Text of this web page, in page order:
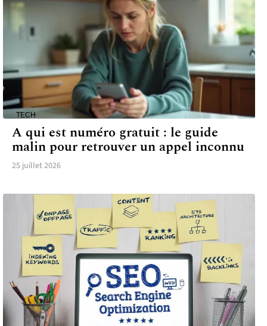
TECH
A qui est numéro gratuit : le guide
malin pour retrouver un appel inconnu
25 juillet 2026